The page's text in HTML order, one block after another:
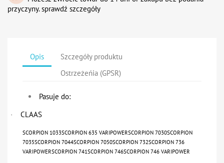
przyczyny. sprawdź szczegóły
Opis
Szczegóły produktu
Ostrzeżeńia (GPSR)
Pasuje do:
· CLAAS
SCORPION 1033SCORPION 635 VARIPOWERSCORPION 7030SCORPION
7035SCORPION 7044SCORPION 7050SCORPION 732SCORPION 736
VARIPOWERSCORPION 741SCORPION 746SCORPION 746 VARIPOWER